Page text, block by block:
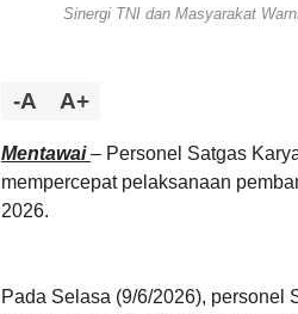
Sinergi TNI dan Masyarakat
-A A+
Mentawai – Personel Satgas
mempercepat pelaksanaan
2026.
Pada Selasa (9/6/2026), personel